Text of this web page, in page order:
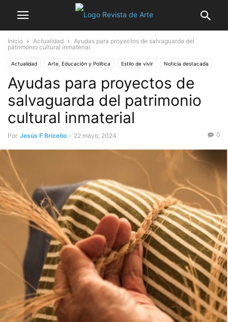
Inicio Actualidad
Ayudas para proyectos de salvaguarda del
patrimonio cultural inmaterial
Actualidad Arte, Educación y Política Estilo de vivir Noticia destacada
Turismo
Ayudas para proyectos de
salvaguarda del patrimonio
cultural inmaterial
Por Jesús F Briceño - 22 mayo, 2024 0